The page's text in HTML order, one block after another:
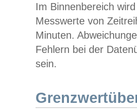
Im Binnenbereich
Messwerte von
Minuten.
Fehlern bei der
sein.